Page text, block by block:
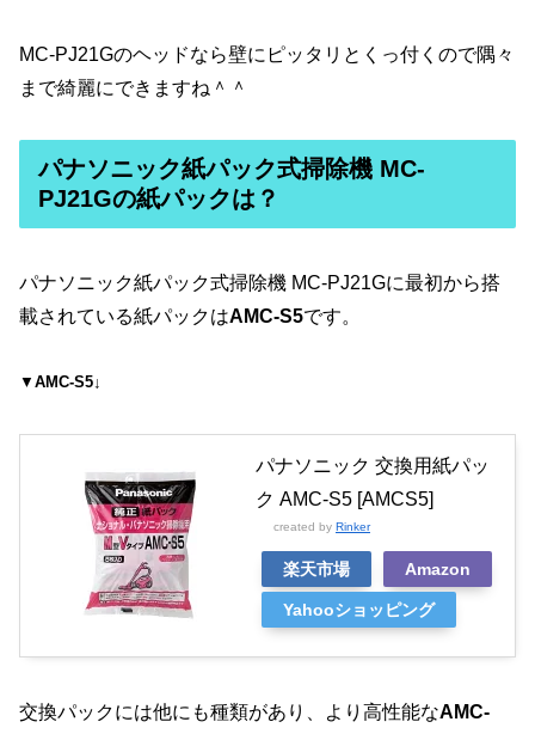
MC-PJ21Gのヘッドなら壁にピッタリとくっ付くので隅々
まで綺麗にできますね＾＾
パナソニック紙パック式掃除機 MC-
PJ21Gの紙パックは？
パナソニック紙パック式掃除機 MC-PJ21Gに最初から搭
載されている紙パックはAMC-S5です。
▼ AMC-S5↓
パナソニック 交換用紙パッ
ク AMC-S5 [AMCS5]
created by Rinker
楽天市場 Amazon
Yahooショッピング
交換パックには他にも種類があり、より高性能なAMC-